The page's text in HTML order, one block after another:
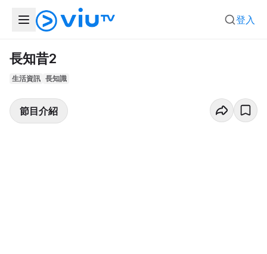
登入
長知昔2
生活資訊 長知識
節目介紹